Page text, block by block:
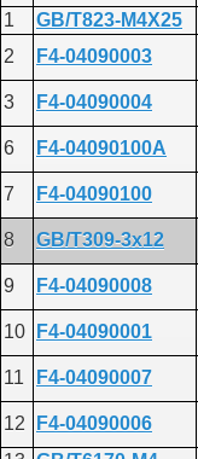
1
GB/T823-M4X25
2
F4-04090003
3 F4-04090004
6 F4-04090100A
7 F4-04090100
8 GB/T309-3x12
9 F4-04090008
10 F4-04090001
11 F4-04090007
12 F4-04090006